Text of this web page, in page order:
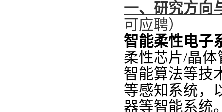
一、研究方向
可应聘）
智能柔性电子
柔性芯片/晶体
智能算法等技
等感知系统，
器等智能系统